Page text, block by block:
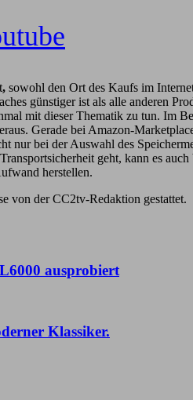
, sowohl den Ort des Kaufs im
günstiger ist als alle anderen
mit dieser Thematik zu tun. Im
Gerade bei Amazon-
nur bei der Auswahl des
geht, kann es
herstellen.
von der CC2tv-Redaktion gestattet.
ausprobiert
Klassiker.